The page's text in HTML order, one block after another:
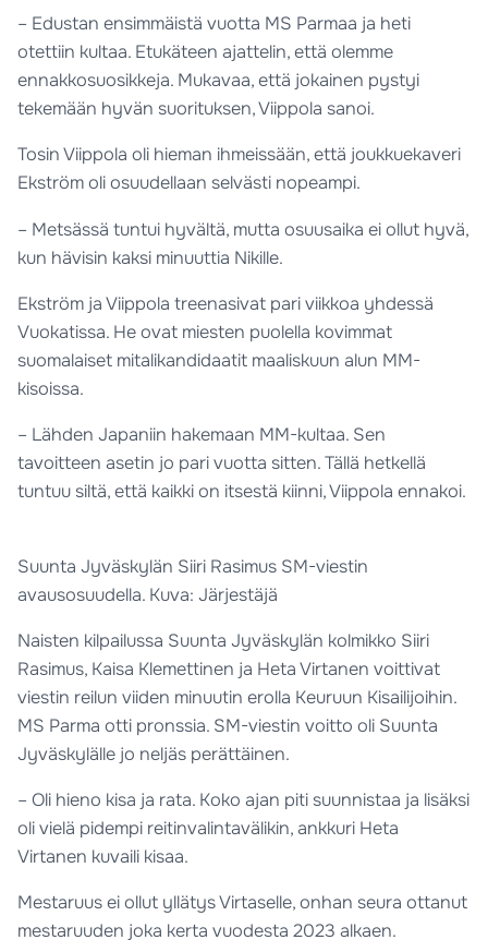
– Edustan ensimmäistä vuotta MS Parmaa ja heti
otettiin kultaa. Etukäteen ajattelin, että olemme
ennakkosuosikkeja. Mukavaa, että jokainen pystyi
tekemään hyvän suorituksen, Viippola sanoi.
Tosin Viippola oli hieman ihmeissään, että joukkuekaveri
Ekström oli osuudellaan selvästi nopeampi.
– Metsässä tuntui hyvältä, mutta osuusaika ei ollut hyvä,
kun hävisin kaksi minuuttia Nikille.
Ekström ja Viippola treenasivat pari viikkoa yhdessä
Vuokatissa. He ovat miesten puolella kovimmat
suomalaiset mitalikandidaatit maaliskuun alun MM-
kisoissa.
– Lähden Japaniin hakemaan MM-kultaa. Sen
tavoitteen asetin jo pari vuotta sitten. Tällä hetkellä
tuntuu siltä, että kaikki on itsestä kiinni, Viippola ennakoi.
Suunta Jyväskylän Siiri Rasimus SM-viestin
avausosuudella. Kuva: Järjestäjä
Naisten kilpailussa Suunta Jyväskylän kolmikko Siiri
Rasimus, Kaisa Klemettinen ja Heta Virtanen voittivat
viestin reilun viiden minuutin erolla Keuruun Kisailijoihin.
MS Parma otti pronssia. SM-viestin voitto oli Suunta
Jyväskylälle jo neljäs perättäinen.
– Oli hieno kisa ja rata. Koko ajan piti suunnistaa ja lisäksi
oli vielä pidempi reitinvalintavälikin, ankkuri Heta
Virtanen kuvaili kisaa.
Mestaruus ei ollut yllätys Virtaselle, onhan seura ottanut
mestaruuden joka kerta vuodesta 2023 alkaen.